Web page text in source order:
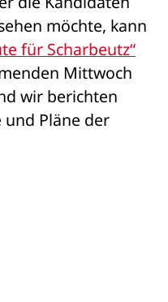
möchte, kann
für Scharbeutz“
Mittwoch
wir berichten
Pläne der